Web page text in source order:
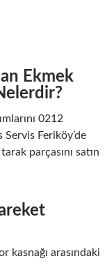
Ekmek
0212
Feriköy’de
parçasını satın
kasnağı arasındaki